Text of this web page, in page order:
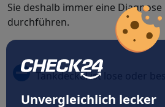
Unvergleichlich lecker
Sie deshalb immer eine
durchführen.
Tankdeckel ist lose oder